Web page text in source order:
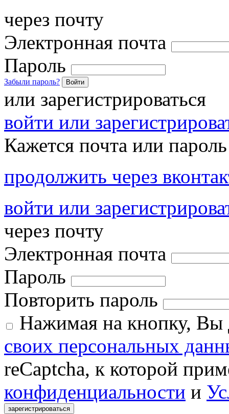
через почту
Электронная почта
Пароль
Забыли пароль? Войти
или зарегистрироваться
войти или
Кажется почта или
продолжить через
войти или
через почту
Электронная почта
Пароль
Повторить пароль
Нажимая на кнопку, Вы
своих персональных
reCaptcha, к которой
конфиденциальности и
зарегистрироваться